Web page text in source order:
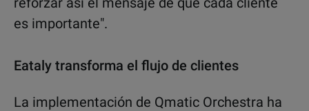
es importante".
Eataly transforma el flujo de clientes
La implementación de Qmatic Orchestra ha